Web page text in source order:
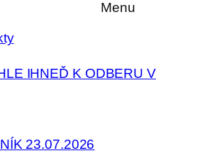
Menu
IHNEĎ K ODBERU V
23.07.2026